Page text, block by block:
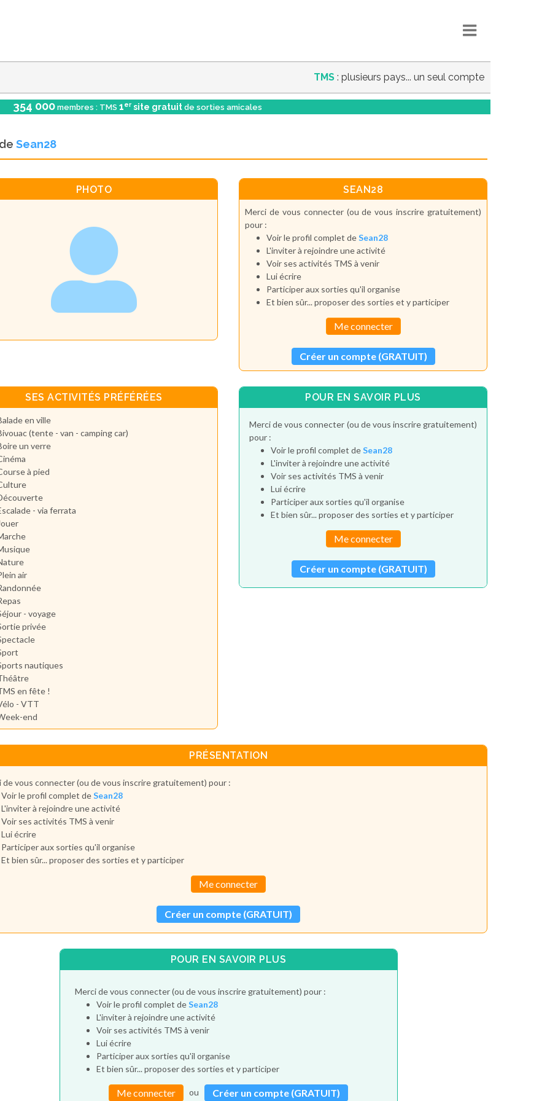
TMS : plusieurs pays... un seul compte
354 000 membres : TMS 1er site gratuit de sorties amicales
Sean28
PHOTO SEAN28
Merci de vous connecter (ou de vous inscrire gratuitement)
pour :
Voir le profil complet deSean28
L'inviter à rejoindre une activité
Voir ses activités TMS à venir
Lui écrire
Participer aux sorties qu'il organise
Et bien sûr... proposer des sorties et y participer
Me connecter
Créer un compte (GRATUIT)
SES ACTIVITÉS PRÉFÉRÉES
en ville
(tente - van - camping car)
un verre
à pied
- via ferrata
air
- voyage
privée
nautiques
en fête !
- VTT
end
POUR EN SAVOIR PLUS
Merci de vous connecter (ou de vous inscrire gratuitement)
pour :
Voir le profil complet deSean28
L'inviter à rejoindre une activité
Voir ses activités TMS à venir
Lui écrire
Participer aux sorties qu'il organise
Et bien sûr... proposer des sorties et y participer
Me connecter
Créer un compte (GRATUIT)
PRÉSENTATION
de vous connecter (ou de vous inscrire gratuitement) pour :
Voir le profil complet deSean28
L'inviter à rejoindre une activité
Voir ses activités TMS à venir
Lui écrire
Participer aux sorties qu'il organise
Et bien sûr... proposer des sorties et y participer
Me connecter
Créer un compte (GRATUIT)
POUR EN SAVOIR PLUS
Merci de vous connecter (ou de vous inscrire gratuitement) pour :
Voir le profil complet deSean28
L'inviter à rejoindre une activité
Voir ses activités TMS à venir
Lui écrire
Participer aux sorties qu'il organise
Et bien sûr... proposer des sorties et y participer
Me connecter ou Créer un compte (GRATUIT)